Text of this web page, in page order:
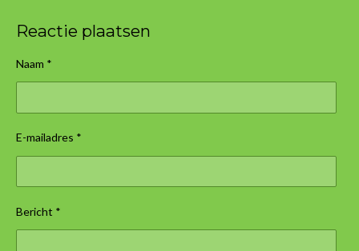
Reactie plaatsen
Naam *
E-mailadres *
Bericht *